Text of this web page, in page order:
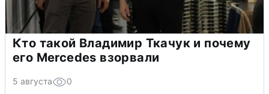
Кто такой Владимир Ткачук и почему
его Mercedes взорвали
5 августа 0